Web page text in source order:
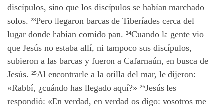
discípulos, sino que los discípulos se habían marchado
solos. ²³Pero llegaron barcas de Tiberíades cerca del
lugar donde habían comido pan. ²⁴Cuando la gente vio
que Jesús no estaba allí, ni tampoco sus discípulos,
subieron a las barcas y fueron a Cafarnaún, en busca de
Jesús. ²⁵Al encontrarle a la orilla del mar, le dijeron:
«Rabbí, ¿cuándo has llegado aquí?» ²⁶Jesús les
respondió: «En verdad, en verdad os digo: vosotros me